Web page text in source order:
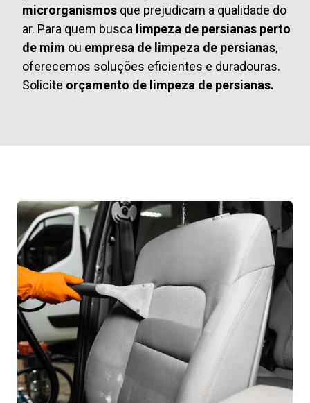
microrganismos que prejudicam a qualidade do
ar. Para quem busca limpeza de persianas perto
de mim ou empresa de limpeza de persianas,
oferecemos soluções eficientes e duradouras.
Solicite orçamento de limpeza de persianas.